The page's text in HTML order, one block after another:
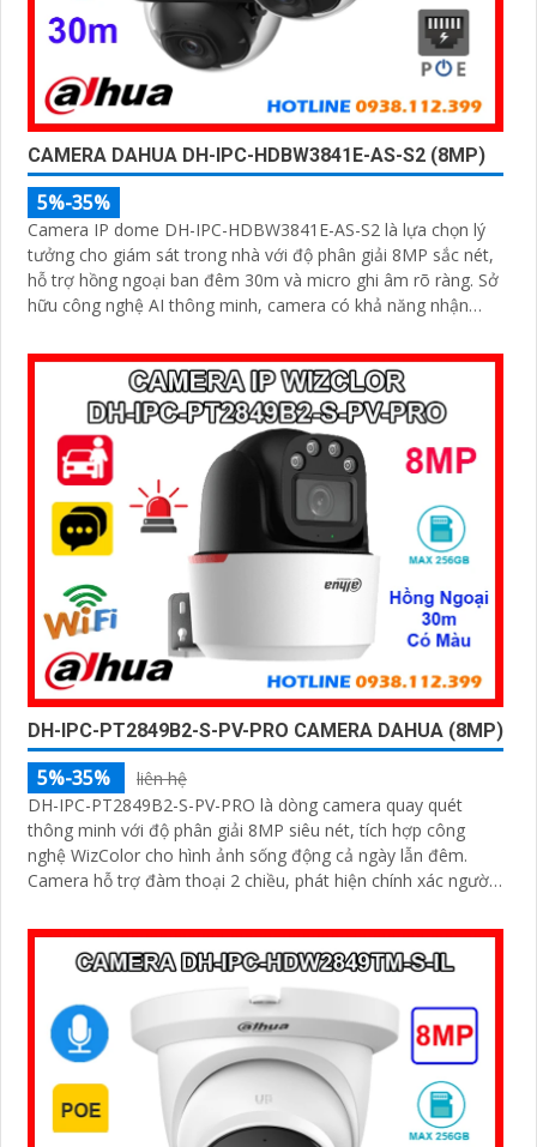
CAMERA DAHUA DH-IPC-HDBW3841E-AS-S2 (8MP)
5%-35%
Camera IP dome DH-IPC-HDBW3841E-AS-S2 là lựa chọn lý
tưởng cho giám sát trong nhà với độ phân giải 8MP sắc nét,
hỗ trợ hồng ngoại ban đêm 30m và micro ghi âm rõ ràng. Sở
hữu công nghệ AI thông minh, camera có khả năng nhận
tăng độ chính xác trong cảnh báo an ninh
DH-IPC-PT2849B2-S-PV-PRO CAMERA DAHUA (8MP)
5%-35%
liên hệ
DH-IPC-PT2849B2-S-PV-PRO là dòng camera quay quét
thông minh với độ phân giải 8MP siêu nét, tích hợp công
nghệ WizColor cho hình ảnh sống động cả ngày lẫn đêm.
Camera hỗ trợ đàm thoại 2 chiều, phát hiện chính xác người